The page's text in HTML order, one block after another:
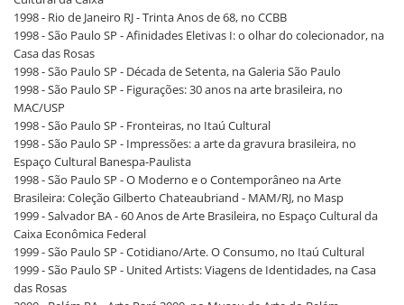
1998 - Rio de Janeiro RJ - Trinta Anos de 68, no CCBB
1998 - São Paulo SP - Afinidades Eletivas I: o olhar do colecionador, na
Casa das Rosas
1998 - São Paulo SP - Década de Setenta, na Galeria São Paulo
1998 - São Paulo SP - Figurações: 30 anos na arte brasileira, no
MAC/USP
1998 - São Paulo SP - Fronteiras, no Itaú Cultural
1998 - São Paulo SP - Impressões: a arte da gravura brasileira, no
Espaço Cultural Banespa-Paulista
1998 - São Paulo SP - O Moderno e o Contemporâneo na Arte
Brasileira: Coleção Gilberto Chateaubriand - MAM/RJ, no Masp
1999 - Salvador BA - 60 Anos de Arte Brasileira, no Espaço Cultural da
Caixa Econômica Federal
1999 - São Paulo SP - Cotidiano/Arte. O Consumo, no Itaú Cultural
1999 - São Paulo SP - United Artists: Viagens de Identidades, na Casa
das Rosas